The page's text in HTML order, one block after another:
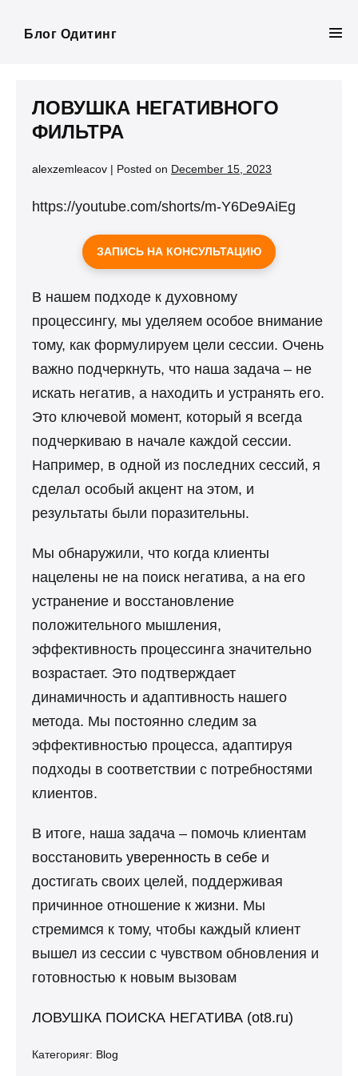
Блог Одитинг
ЛОВУШКА НЕГАТИВНОГО
ФИЛЬТРА
alexzemleacov | Posted on December 15, 2023
https://youtube.com/shorts/m-Y6De9AiEg
ЗАПИСЬ НА КОНСУЛЬТАЦИЮ
В нашем подходе к духовному
процессингу, мы уделяем особое внимание
тому, как формулируем цели сессии. Очень
важно подчеркнуть, что наша задача – не
искать негатив, а находить и устранять его.
Это ключевой момент, который я всегда
подчеркиваю в начале каждой сессии.
Например, в одной из последних сессий, я
сделал особый акцент на этом, и
результаты были поразительны.
Мы обнаружили, что когда клиенты
нацелены не на поиск негатива, а на его
устранение и восстановление
положительного мышления,
эффективность процессинга значительно
возрастает. Это подтверждает
динамичность и адаптивность нашего
метода. Мы постоянно следим за
эффективностью процесса, адаптируя
подходы в соответствии с потребностями
клиентов.
В итоге, наша задача – помочь клиентам
восстановить уверенность в себе и
достигать своих целей, поддерживая
причинное отношение к жизни. Мы
стремимся к тому, чтобы каждый клиент
вышел из сессии с чувством обновления и
готовностью к новым вызовам
ЛОВУШКА ПОИСКА НЕГАТИВА (ot8.ru)
Категорияr: Blog